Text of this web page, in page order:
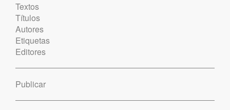
Textos
Títulos
Autores
Etiquetas
Editores
Publicar